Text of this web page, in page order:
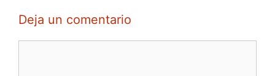
Deja un comentario